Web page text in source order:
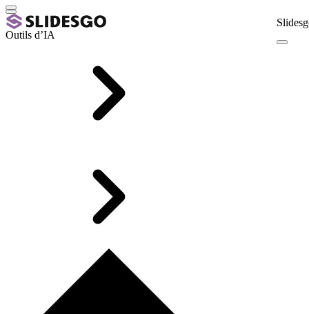
Outils d’IA